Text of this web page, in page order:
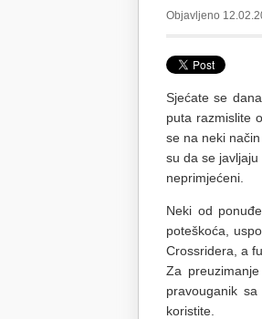
Objavljeno
Sjećate se
puta razmislite
se na neki
su da se
neprimjećeni.
Neki od
poteškoća,
Crossridera, a
Za
pravouganik
koristite.